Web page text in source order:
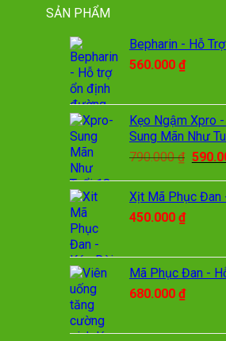
SẢN PHẨM
Bepharin - Hỗ
560.000 ₫
Kẹo Ngậm Xpro
Sung Mãn Như
790.000₫ Giá
là:
Xịt Mã Phục Đan
450.000 ₫
Mã Phục Đan -
680.000 ₫